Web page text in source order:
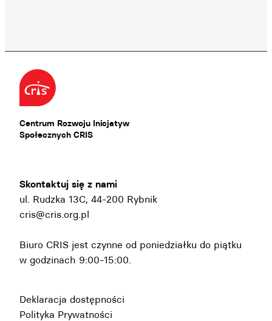
Centrum Rozwoju Inicjatyw
Społecznych CRIS
Skontaktuj się z nami
ul. Rudzka 13C, 44-200 Rybnik
cris@cris.org.pl
Biuro CRIS jest czynne od poniedziałku do piątku
w godzinach 9:00-15:00.
Deklaracja dostępności
Polityka Prywatności